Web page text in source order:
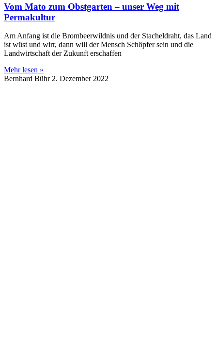
Vom Mato zum Obstgarten – unser Weg mit
Permakultur
Am Anfang ist die Brombeerwildnis und der Stacheldraht, das Land
ist wüst und wirr, dann will der Mensch Schöpfer sein und die
Landwirtschaft der Zukunft erschaffen
Mehr lesen »
Bernhard Bühr 2. Dezember 2022